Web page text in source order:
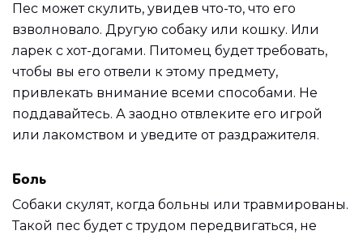
Пес может скулить, увидев что-то, что его
взволновало. Другую собаку или кошку. Или
ларек с хот-догами. Питомец будет требовать,
чтобы вы его отвели к этому предмету,
привлекать внимание всеми способами. Не
поддавайтесь. А заодно отвлеките его игрой
или лакомством и уведите от раздражителя.
Боль
Собаки скулят, когда больны или травмированы.
Такой пес будет с трудом передвигаться, не